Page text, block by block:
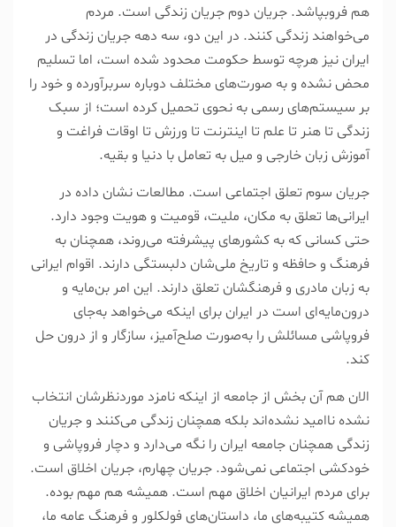
هم فروبپاشد. جریان دوم جریان زندگی است. مردم
می‌خواهند زندگی کنند. در این دو، سه دهه جریان زندگی در
ایران نیز هرچه توسط حکومت محدود شده است، اما تسلیم
محض نشده و به صورت‌های مختلف دوباره سربرآورده و خود را
بر سیستم‌های رسمی به نحوی تحمیل کرده است؛ از سبک
زندگی تا هنر تا علم تا اینترنت تا ورزش تا اوقات فراغت و
آموزش زبان خارجی و میل به تعامل با دنیا و بقیه.
جریان سوم تعلق اجتماعی است. مطالعات نشان داده در
ایرانی‌ها تعلق به مکان، ملیت، قومیت و هویت وجود دارد.
حتی کسانی که به کشور‌های پیشرفته می‌روند، همچنان به
فرهنگ و حافظه و تاریخ ملی‌شان دلبستگی دارند. اقوام ایرانی
به زبان مادری و فرهنگشان تعلق دارند. این امر بن‌مایه و
درون‌مایه‌ای است در ایران برای اینکه می‌خواهد به‌جای
فروپاشی مسائلش را به‌صورت صلح‌آمیز، سازگار و از درون حل
کند.
الان هم آن بخش از جامعه از اینکه نامزد موردنظرشان انتخاب
نشده ناامید نشده‌اند بلکه همچنان زندگی می‌کنند و جریان
زندگی همچنان جامعه ایران را نگه می‌دارد و دچار فروپاشی و
خودکشی اجتماعی نمی‌شود. جریان چهارم، جریان اخلاق است.
برای مردم ایرانیان اخلاق مهم است. همیشه هم مهم بوده.
همیشه کتیبه‌های ما، داستان‌های فولکلور و فرهنگ عامه ما،